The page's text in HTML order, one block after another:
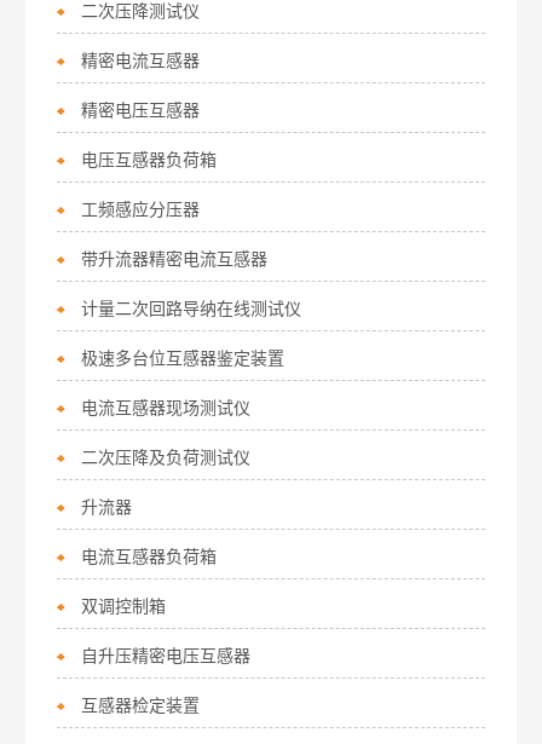
二次压降测试仪
精密电流互感器
精密电压互感器
电压互感器负荷箱
工频感应分压器
带升流器精密电流互感器
计量二次回路导纳在线测试仪
极速多台位互感器鉴定装置
电流互感器现场测试仪
二次压降及负荷测试仪
升流器
电流互感器负荷箱
双调控制箱
自升压精密电压互感器
互感器检定装置